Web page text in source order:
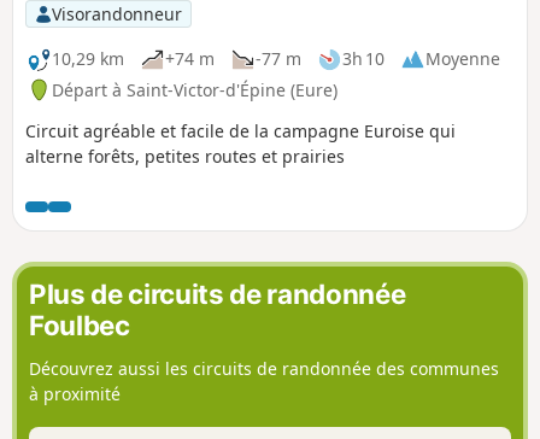
Visorandonneur
10,29 km
+74 m -77 m 3h 10
Moyenne
Départ à Saint-Victor-d'Épine (Eure)
Circuit agréable et facile de la campagne Euroise qui
alterne forêts, petites routes et prairies
Plus de circuits de randonnée
Foulbec
Découvrez aussi les circuits de randonnée des communes
à proximité